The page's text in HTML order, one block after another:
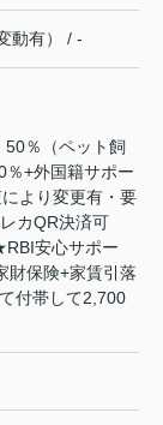
動有） / -
50％（ペット飼
+外国籍サポー
より変更有・要
カQR決済可
安心サポー
保険+家賃引落
付帯して2,700